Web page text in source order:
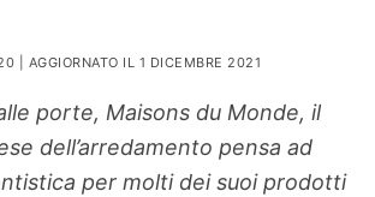
| AGGIORNATO IL 1 DICEMBRE 2021
porte, Maisons du Monde, il
dell’arredamento pensa ad
per molti dei suoi prodotti